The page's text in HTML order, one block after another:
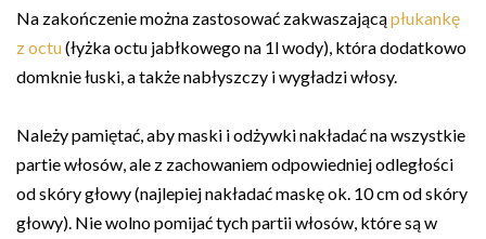
Na zakończenie można zastosować zakwaszającąpłukankę
z octu(łyżka octu jabłkowego na 1l wody), która dodatkowo
domknie łuski, a także nabłyszczy i wygładzi włosy.
Należy pamiętać, aby maski i odżywki nakładać na wszystkie
partie włosów, ale z zachowaniem odpowiedniej odległości
od skóry głowy (najlepiej nakładać maskę ok. 10 cm od skóry
głowy). Nie wolno pomijać tych partii włosów, które są w